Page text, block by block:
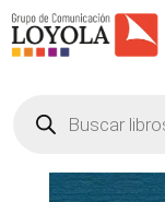
productos